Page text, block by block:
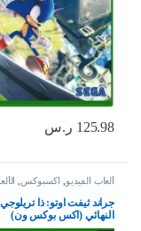
125.98 ر.س
ألعاب الفيديو اكسبوكس
جراند ثيفت اوتو: ذا تريلوجي
النهائي (اكس بوكس ون)